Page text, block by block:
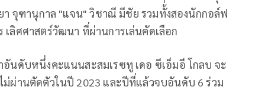
จุฑานุกาล "แจน" วิชาณี มีชัย รวมทั้งสองนักกอล์ฟ
ลิศศาสตร์วัฒนา ที่ผ่านการเล่นคัดเลือก
นดับหนึ่งคะแนนสะสมเรซทู เดอ ซีเอ็มอี โกลบ จะ
ม่ผ่านตัดตัวในปี 2023 และปีที่แล้วจบอันดับ 6 ร่วม